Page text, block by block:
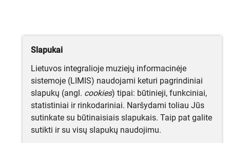
Slapukai
Lietuvos integralioje muziejų informacinėje
sistemoje (LIMIS) naudojami keturi pagrindiniai
slapukų (angl. cookies) tipai: būtinieji, funkciniai,
statistiniai ir rinkodariniai. Naršydami toliau Jūs
sutinkate su būtinaisiais slapukais. Taip pat galite
sutikti ir su visų slapukų naudojimu.